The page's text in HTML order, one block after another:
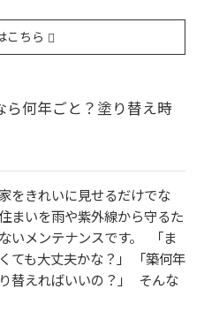
こちら
何年ごと？塗り替え時
をきれいに見せるだけでな
まいを雨や紫外線から守るた
いメンテナンスです。 「ま
ても大丈夫かな？」 「築何年
替えればいいの？」 そんな